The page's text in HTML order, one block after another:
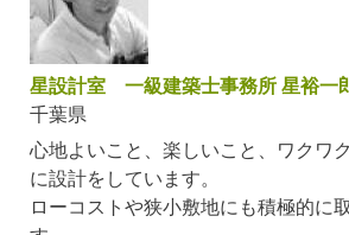
星設計室 一級建築士事務所 星裕一
千葉県
心地よいこと、楽しいこと、ワクワ
に設計をしています。
ローコストや狭小敷地にも積極的に